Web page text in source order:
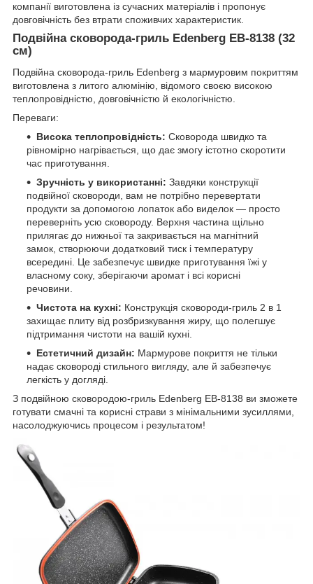
компанії виготовлена із сучасних матеріалів і пропонує
довговічність без втрати споживчих характеристик.
Подвійна сковорода-гриль Edenberg EB-8138 (32
см)
Подвійна сковорода-гриль Edenberg з мармуровим покриттям
виготовлена з литого алюмінію, відомого своєю високою
теплопровідністю, довговічністю й екологічністю.
Переваги:
Висока теплопровідність: Сковорода швидко та
рівномірно нагрівається, що дає змогу істотно скоротити
час приготування.
Зручність у використанні: Завдяки конструкції
подвійної сковороди, вам не потрібно перевертати
продукти за допомогою лопаток або виделок — просто
переверніть усю сковороду. Верхня частина щільно
прилягає до нижньої та закривається на магнітний
замок, створюючи додатковий тиск і температуру
всередині. Це забезпечує швидке приготування їжі у
власному соку, зберігаючи аромат і всі корисні
речовини.
Чистота на кухні: Конструкція сковороди-гриль 2 в 1
захищає плиту від розбризкування жиру, що полегшує
підтримання чистоти на вашій кухні.
Естетичний дизайн: Мармурове покриття не тільки
надає сковороді стильного вигляду, але й забезпечує
легкість у догляді.
З подвійною сковородою-гриль Edenberg EB-8138 ви зможете
готувати смачні та корисні страви з мінімальними зусиллями,
насолоджуючись процесом і результатом!